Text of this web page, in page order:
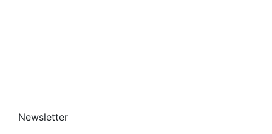
Newsletter